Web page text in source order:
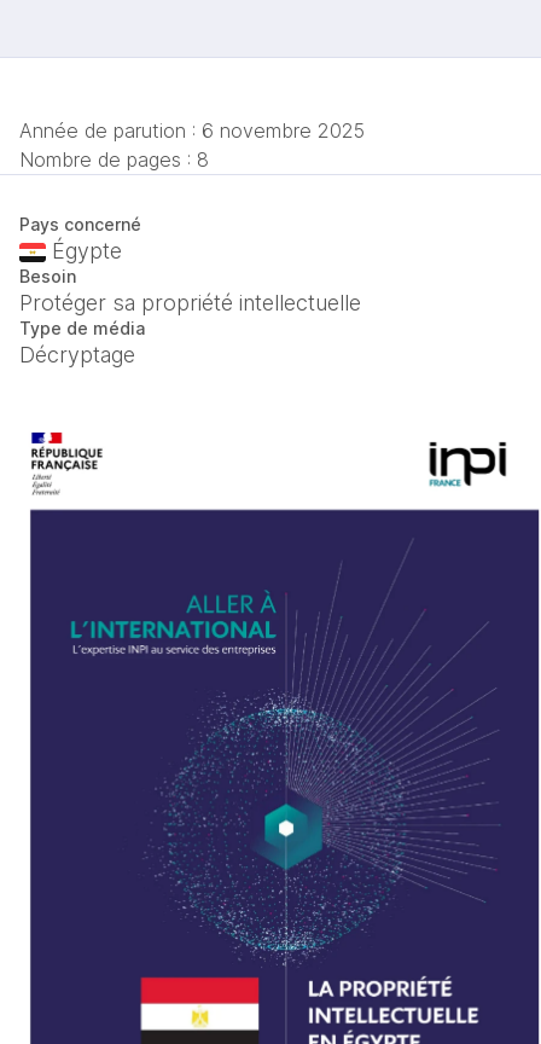
Année de parution : 6 novembre 2025
Nombre de pages : 8
Pays concerné
Égypte
Besoin
Protéger sa propriété intellectuelle
Type de média
Décryptage